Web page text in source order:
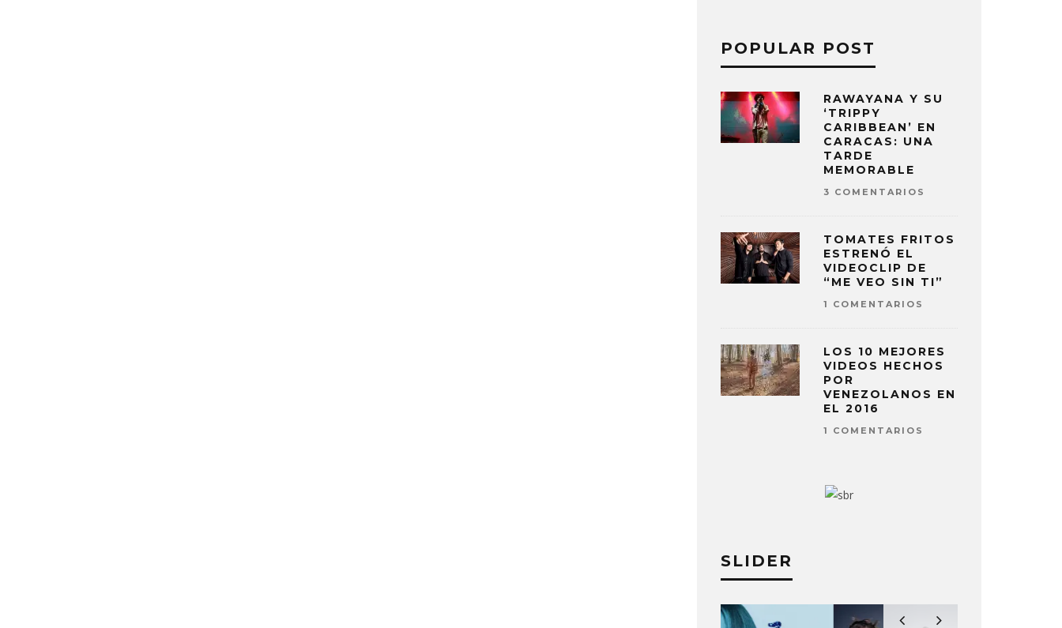
POPULAR POST
RAWAYANA Y SU
‘TRIPPY
CARIBBEAN’ EN
CARACAS: UNA
TARDE
MEMORABLE
3 COMENTARIOS
TOMATES FRITOS
ESTRENÓ EL
VIDEOCLIP DE
“ME VEO SIN TI”
1 COMENTARIOS
LOS 10 MEJORES
VIDEOS HECHOS
POR
VENEZOLANOS EN
EL 2016
1 COMENTARIOS
SLIDER